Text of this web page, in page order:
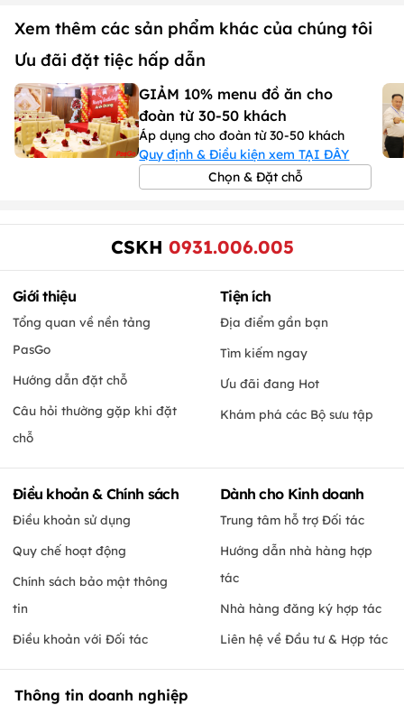
Xem thêm các sản phẩm khác của chúng tôi
Ưu đãi đặt tiệc hấp dẫn
GIẢM 10% menu đồ ăn cho
đoàn từ 30-50 khách
Áp dụng cho đoàn từ 30-50 khách
Quy định & Điều kiện xem TẠI ĐÂY
Chọn & Đặt chỗ
CSKH 0931.006.005
Giới thiệu
Tổng quan về nền tảng
PasGo
Hướng dẫn đặt chỗ
Câu hỏi thường gặp khi đặt
chỗ
Tiện ích
Địa điểm gần bạn
Tìm kiếm ngay
Ưu đãi đang Hot
Khám phá các Bộ sưu tập
Điều khoản & Chính sách
Điều khoản sử dụng
Quy chế hoạt động
Chính sách bảo mật thông
tin
Điều khoản với Đối tác
Dành cho Kinh doanh
Trung tâm hỗ trợ Đối tác
Hướng dẫn nhà hàng hợp
tác
Nhà hàng đăng ký hợp tác
Liên hệ về Đầu tư & Hợp tác
Thông tin doanh nghiệp